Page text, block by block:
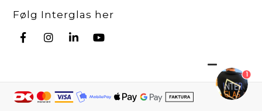
Følg Interglas her
1